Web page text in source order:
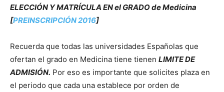
ELECCIÓN Y MATRÍCULA EN el GRADO de Medicina
[PREINSCRIPCIÓN 2016]
Recuerda que todas las universidades Españolas que
ofertan el grado en Medicina tiene tienen LIMITE DE
ADMISIÓN. Por eso es importante que solicites plaza en
el periodo que cada una establece por orden de